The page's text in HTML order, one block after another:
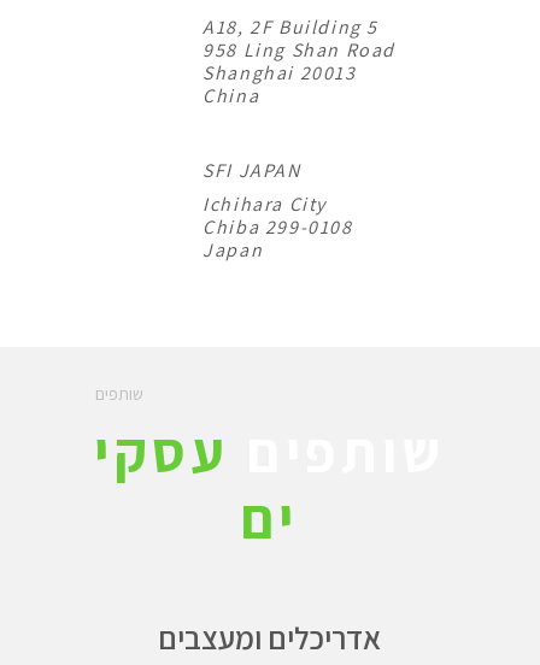
SFI JAPAN
Ichihara City
Chiba 299-0108
Japan
A18, 2F Building 5
958 Ling Shan Road
Shanghai 20013
China
שותפים
עסקי
ים
אדריכלים ומעצבים